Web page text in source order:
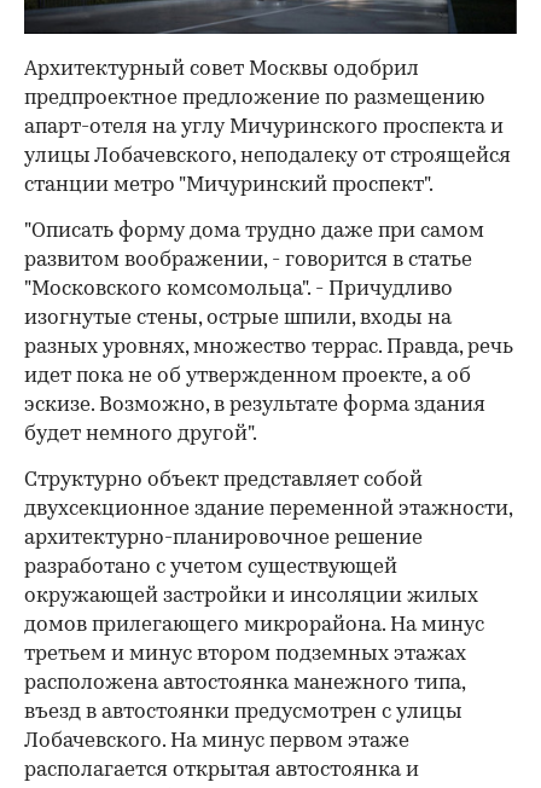
Архитектурный совет Москвы одобрил
предпроектное предложение по размещению
апарт-отеля на углу Мичуринского проспекта и
улицы Лобачевского, неподалеку от строящейся
станции метро "Мичуринский проспект".
"Описать форму дома трудно даже при самом
развитом воображении, - говорится в статье
"Московского комсомольца". - Причудливо
изогнутые стены, острые шпили, входы на
разных уровнях, множество террас. Правда, речь
идет пока не об утвержденном проекте, а об
эскизе. Возможно, в результате форма здания
будет немного другой".
Структурно объект представляет собой
двухсекционное здание переменной этажности,
архитектурно-планировочное решение
разработано с учетом существующей
окружающей застройки и инсоляции жилых
домов прилегающего микрорайона. На минус
третьем и минус втором подземных этажах
расположена автостоянка манежного типа,
въезд в автостоянки предусмотрен с улицы
Лобачевского. На минус первом этаже
располагается открытая автостоянка и